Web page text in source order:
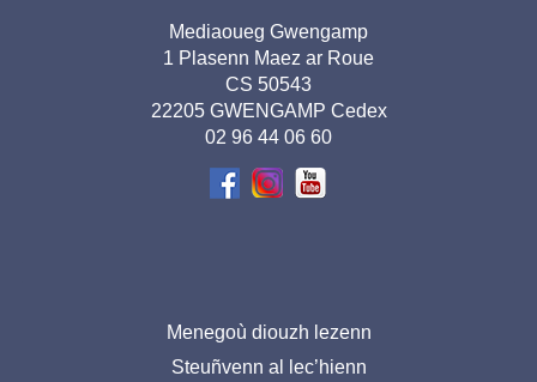
Mediaoueg Gwengamp
1 Plasenn Maez ar Roue
CS 50543
22205 GWENGAMP Cedex
02 96 44 06 60
Menegoù diouzh lezenn
Steuñvenn al lec’hienn